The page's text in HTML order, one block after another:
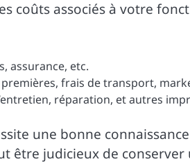
coûts associés à votre
assurance, etc.
frais de transport,
réparation, et autres
une bonne
être judicieux de conserver